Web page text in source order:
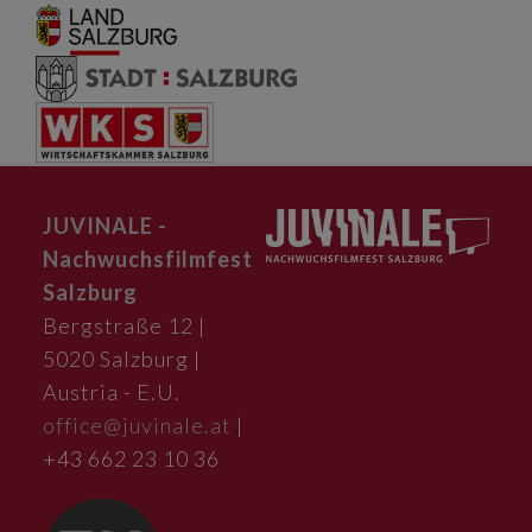
JUVINALE -
Nachwuchsfilmfest
Salzburg
Bergstraße 12 |
5020 Salzburg |
Austria - E.U.
office@juvinale.at |
+43 662 23 10 36